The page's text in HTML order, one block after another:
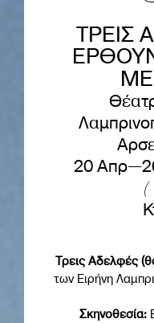
ΤΡΕΙΣ
20
Τρεις Αδελφές
των Ειρήνη
Σκηνοθεσία: